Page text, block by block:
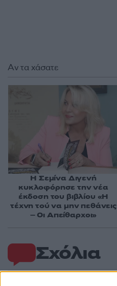
Σχόλια
Αν τα χάσατε
Η Σεμίνα Διγενή
κυκλοφόρησε την νέα
έκδοση του βιβλίου «Η
τέχνη τού να μην πεθάνεις
– Οι Απείθαρχοι»